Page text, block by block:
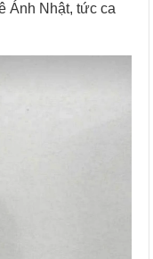
Ánh Nhật, tức ca